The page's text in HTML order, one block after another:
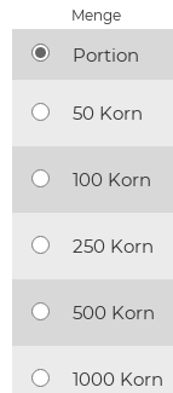
Menge
Portion
50 Korn
100 Korn
250 Korn
500 Korn
1000 Korn